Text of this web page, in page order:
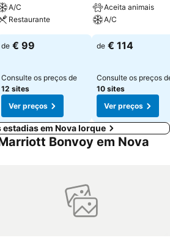
A/C
Restaurante
de € 99
Consulte os preços de
12 sites
Ver preços
Aceita animais
A/C
de € 114
Consulte os preços
10 sites
Ver preços
estadias em Nova Iorque
Bonvoy em Nova